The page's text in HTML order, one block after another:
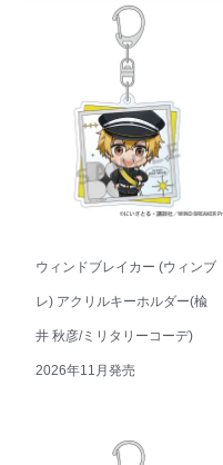
ウィンドブレイカー (ウィンブ
レ) アクリルキーホルダー(楡
井 秋彦/ミリタリーコーデ)
2026年11月発売